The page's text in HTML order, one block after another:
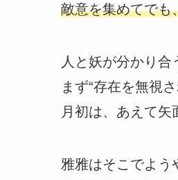
敵意を集めてでも
人と妖が分かり合
まず“存在を無視
月初は、あえて矢
雅雅はそこでよう